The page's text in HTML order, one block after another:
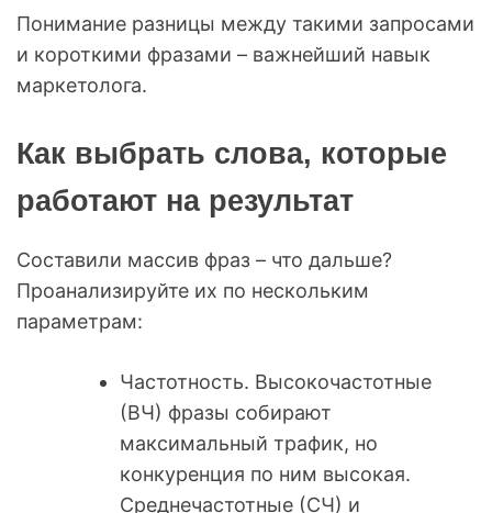
Понимание разницы между такими запросами
и короткими фразами – важнейший навык
маркетолога.
Как выбрать слова, которые
работают на результат
Составили массив фраз – что дальше?
Проанализируйте их по нескольким
параметрам:
Частотность. Высокочастотные
(ВЧ) фразы собирают
максимальный трафик, но
конкуренция по ним высокая.
Среднечастотные (СЧ) и